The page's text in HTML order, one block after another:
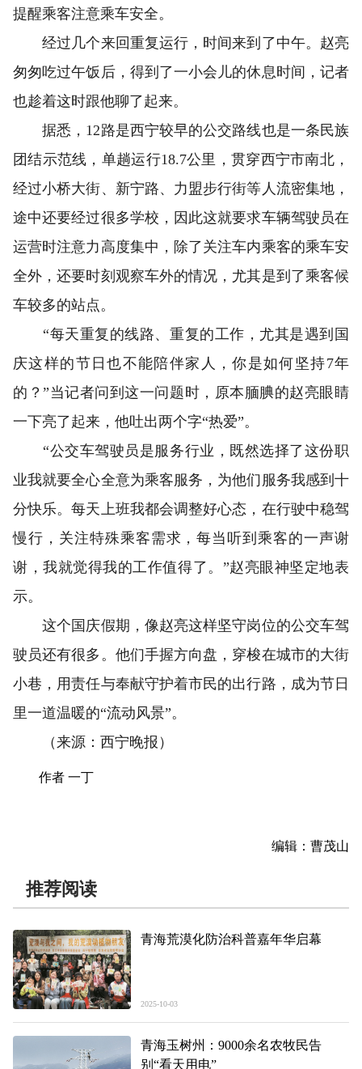
提醒乘客注意乘车安全。
经过几个来回重复运行，时间来到了中午。赵亮
匆匆吃过午饭后，得到了一小会儿的休息时间，记者
也趁着这时跟他聊了起来。
据悉，12路是西宁较早的公交路线也是一条民族
团结示范线，单趟运行18.7公里，贯穿西宁市南北，
经过小桥大街、新宁路、力盟步行街等人流密集地，
途中还要经过很多学校，因此这就要求车辆驾驶员在
运营时注意力高度集中，除了关注车内乘客的乘车安
全外，还要时刻观察车外的情况，尤其是到了乘客候
车较多的站点。
“每天重复的线路、重复的工作，尤其是遇到国
庆这样的节日也不能陪伴家人，你是如何坚持7年
的？”当记者问到这一问题时，原本腼腆的赵亮眼睛
一下亮了起来，他吐出两个字“热爱”。
“公交车驾驶员是服务行业，既然选择了这份职
业我就要全心全意为乘客服务，为他们服务我感到十
分快乐。每天上班我都会调整好心态，在行驶中稳驾
慢行，关注特殊乘客需求，每当听到乘客的一声谢
谢，我就觉得我的工作值得了。”赵亮眼神坚定地表
示。
这个国庆假期，像赵亮这样坚守岗位的公交车驾
驶员还有很多。他们手握方向盘，穿梭在城市的大街
小巷，用责任与奉献守护着市民的出行路，成为节日
里一道温暖的“流动风景”。
（来源：西宁晚报）
作者 一丁
编辑：曹茂山
推荐阅读
青海荒漠化防治科普嘉年华启幕
2025-10-03
青海玉树州：9000余名农牧民告
别“看天用电”